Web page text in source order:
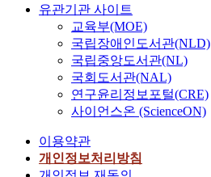
유관기관 사이트
교육부(MOE)
국립장애인도서관(NLD)
국립중앙도서관(NL)
국회도서관(NAL)
연구윤리정보포털(CRE)
사이언스온 (ScienceON)
이용약관
개인정보처리방침